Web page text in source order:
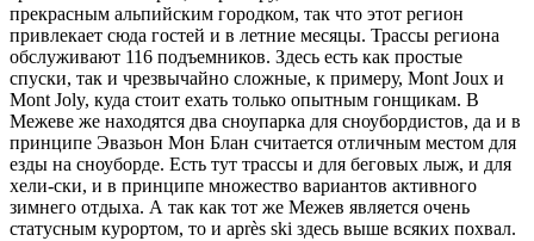
прекрасным альпийским городком, так что этот регион
привлекает сюда гостей и в летние месяцы. Трассы региона
обслуживают 116 подъемников. Здесь есть как простые
спуски, так и чрезвычайно сложные, к примеру, Mont Joux и
Mont Joly, куда стоит ехать только опытным гонщикам. В
Межеве же находятся два сноупарка для сноубордистов, да и в
принципе Эвазьон Мон Блан считается отличным местом для
езды на сноуборде. Есть тут трассы и для беговых лыж, и для
хели-ски, и в принципе множество вариантов активного
зимнего отдыха. А так как тот же Межев является очень
статусным курортом, то и après ski здесь выше всяких похвал.